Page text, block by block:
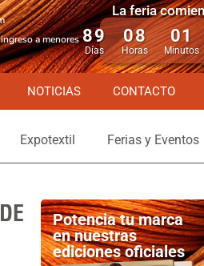
a menores
La feria
89
Días
08
Horas
01
Minutos
NOTICIAS CONTACTO
Expotextil Ferias y Eventos
Potencia tu marca
en nuestras
ediciones oficiales